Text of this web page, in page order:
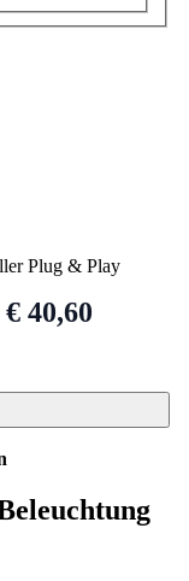
Plug & Play
€ 40,60